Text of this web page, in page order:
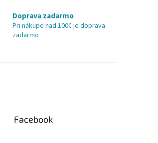
Doprava zadarmo
Pri nákupe nad 100€ je doprava
zadarmo
Facebook